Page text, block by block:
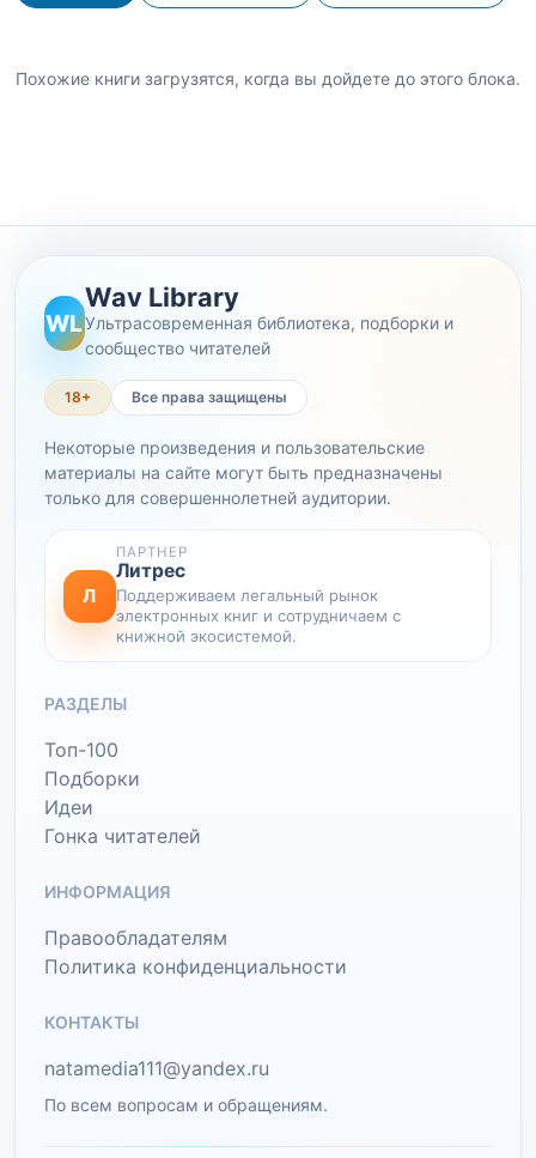
Похожие книги загрузятся, когда вы дойдете до этого блока.
WL
Wav Library
Ультрасовременная библиотека, подборки и
сообщество читателей
18+ Все права защищены
Некоторые произведения и пользовательские
материалы на сайте могут быть предназначены
только для совершеннолетней аудитории.
Л
ПАРТНЕР
Литрес
Поддерживаем легальный рынок
электронных книг и сотрудничаем с
книжной экосистемой.
РАЗДЕЛЫ
Топ-100
Подборки
Идеи
Гонка читателей
ИНФОРМАЦИЯ
Правообладателям
Политика конфиденциальности
КОНТАКТЫ
natamedia111@yandex.ru
По всем вопросам и обращениям.